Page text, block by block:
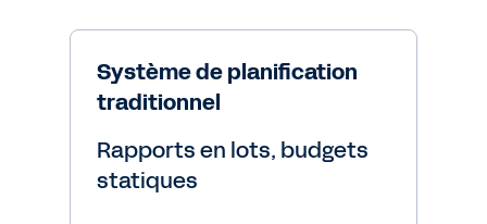
Système de planification
traditionnel
Rapports en lots, budgets
statiques